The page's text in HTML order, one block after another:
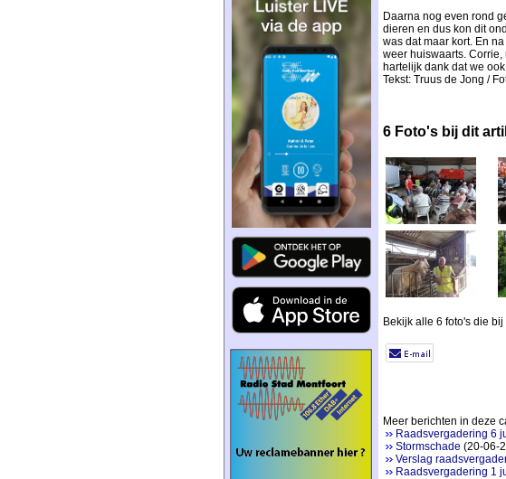
Daarna nog even rond
dieren en dus kon dit
was dat maar kort. En
weer huiswaarts.
hartelijk dank dat we
Tekst: Truus de Jong /
6 Foto's bij dit
Bekijk alle 6 foto's die
Meer berichten in deze
Raadsvergadering 6
Stormschade (20-06-
Verslag
Raadsvergadering 1